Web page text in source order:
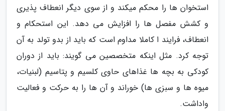
استخوان ها را محکم میکند و از سوی دیگر انعطاف پذیری
و کشش مفصل ها را افزایش می دهد. این استحکام و
انعطاف، فرایند ا کاملا مداوم است که باید از بدو تولد به آن
توجه کرد. مثل اینکه متخصصین می گویند: باید از دوران
کودکی به بچه ها غذاهای حاوی کلسیم و پتاسیم (لبنیات،
میوه ها و سبزی ها) خوراند و آن ها را به حرکت و فعالیت
واداشت.